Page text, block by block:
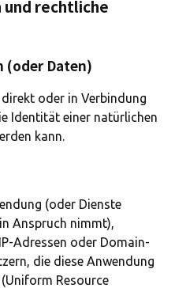
rechtliche
(oder Daten)
oder in Verbindung
Identität einer natürlichen
kann.
(oder Dienste
Anspruch nimmt),
Adressen oder Domain-
die diese Anwendung
Resource